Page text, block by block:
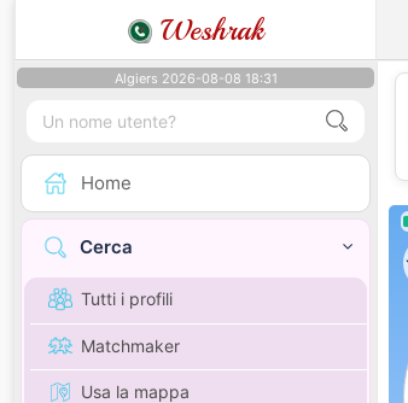
Weshrak
Algiers 2026-08-08 18:31
Home
Cerca
Tutti i profili
Matchmaker
Usa la mappa